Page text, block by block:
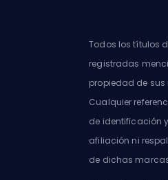
Todos los títulos
registradas
propiedad de sus
Cualquier
de identificación
afiliación ni
de dichas